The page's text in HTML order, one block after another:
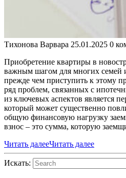
Тихонова Варвара 25.01.2025 0
Приобретение квартиры в
важным шагом для многих семей
прежде чем приступить к этому
ряд проблем, связанных с
из ключевых аспектов является
который может существенно
общую финансовую нагрузку
взнос – это сумма, которую
Читать далееЧитать далее
Искать: